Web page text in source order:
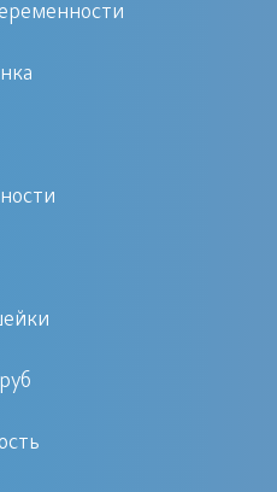
гинеколога,